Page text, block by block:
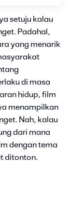
setuju kalau
Padahal,
yang menarik
di masa
hidup, film
menampilkan
Nah, kalau
dari mana
dengan tema
ditonton.